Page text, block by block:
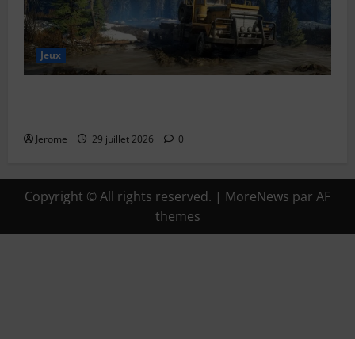
Jeux
Jerome 29 juillet 2026 0
Copyright © All rights reserved. | MoreNews par AF
themes